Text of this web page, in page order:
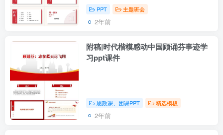
PPT 主题班会
2年前
附稿|时代楷模感动中国顾诵芬事迹学
习ppt课件
思政课、团课PPT 精选模板
2年前